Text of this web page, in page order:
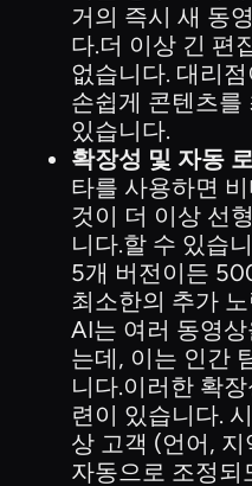
거의 즉시 새 동
다.더 이상 긴 편
없습니다. 대리
손쉽게 콘텐츠를
있습니다.
확장성 및 자동
타를 사용하면
것이 더 이상 선
니다.할 수 있습
5개 버전이든
최소한의 추가
AI는 여러 동영
는데, 이는 인간
니다.이러한 확
련이 있습니다.
상 고객 (언어,
자동으로 조정되